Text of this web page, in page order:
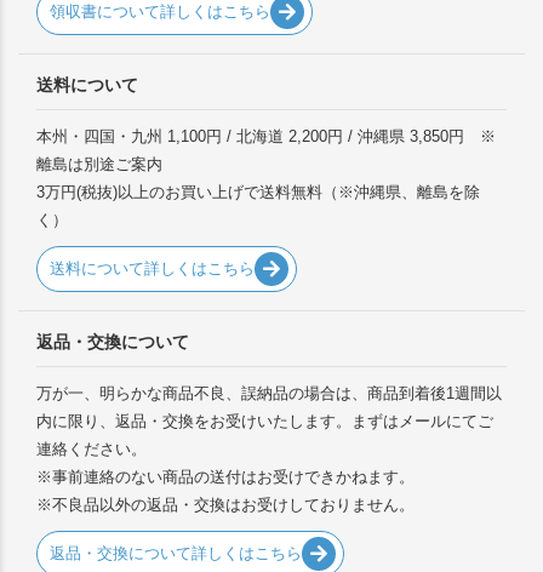
領収書について詳しくはこちら
送料について
本州・四国・九州 1,100円 / 北海道 2,200円 / 沖縄県 3,850円 ※
離島は別途ご案内
3万円(税抜)以上のお買い上げで送料無料（※沖縄県、離島を除
く）
送料について詳しくはこちら
返品・交換について
万が一、明らかな商品不良、誤納品の場合は、商品到着後1週間以
内に限り、返品・交換をお受けいたします。まずはメールにてご
連絡ください。
※事前連絡のない商品の送付はお受けできかねます。
※不良品以外の返品・交換はお受けしておりません。
返品・交換について詳しくはこちら